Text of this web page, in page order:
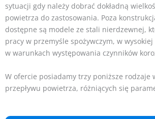
sytuacji gdy należy dobrać dokładną
powietrza do zastosowania. Poza
dostępne są modele ze stali nierdzewnej,
pracy w przemyśle spożywczym, w
w warunkach występowania czynników
W ofercie posiadamy trzy poniższe rodzaje
przepływu powietrza, różniących się